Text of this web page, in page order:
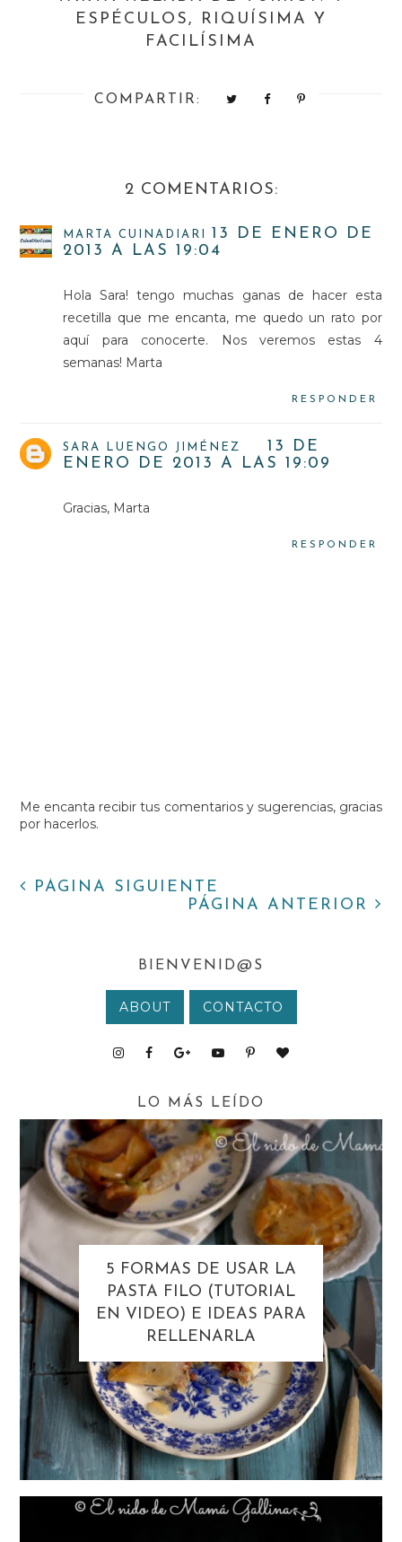
ESPÉCULOS, RIQUÍSIMA Y
FACILÍSIMA
COMPARTIR:
2 COMENTARIOS:
MARTA CUINADIARI
13 DE ENERO DE
2013 A LAS 19:04
Hola Sara! tengo muchas ganas de hacer esta
recetilla que me encanta, me quedo un rato por
aquí para conocerte. Nos veremos estas 4
semanas! Marta
RESPONDER
SARA LUENGO JIMÉNEZ
13 DE
ENERO DE 2013 A LAS 19:09
Gracias, Marta
RESPONDER
Me encanta recibir tus comentarios y sugerencias, gracias
por hacerlos.
PÁGINA SIGUIENTE
PÁGINA ANTERIOR
BIENVENID@S
ABOUT CONTACTO
LO MÁS LEÍDO
5 FORMAS DE USAR LA
PASTA FILO (TUTORIAL
EN VIDEO) E IDEAS PARA
RELLENARLA